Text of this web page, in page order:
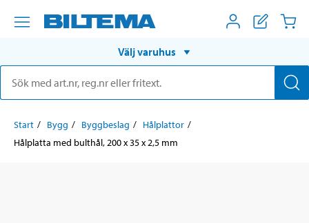
Välj varuhus
Start Bygg Byggbeslag
Hålplattor
Hålplatta med bulthål, 200 x 35 x 2,5 mm